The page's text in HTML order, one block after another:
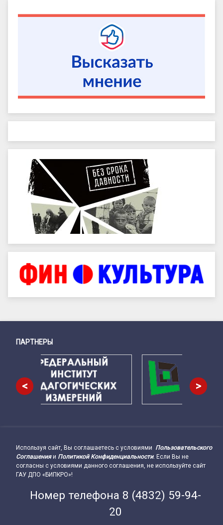
Снизу
ПАРТНЕРЫ
< >
Подвал сайта → влево
Используя сайт, Вы соглашаетесь с условиями Пользовательского
Соглашенияи Политикой Конфиденциальности. Если Вы не
согласны с условиями данного соглашения, не используйте сайт
ГАУ ДПО «БИПКРО»!
Номер телефона 8 (4832) 59-94-
20